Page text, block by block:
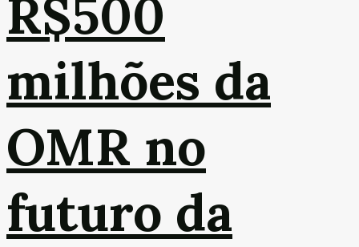
R$500
milhões da
OMR no
futuro da